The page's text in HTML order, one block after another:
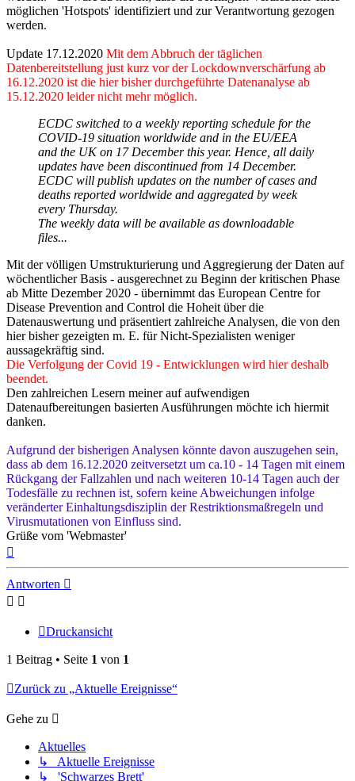
möglichen 'Hotspots' identifiziert und zur Verantwortung gezogen
werden.
Update 17.12.2020 Mit dem Abbruch der täglichen
Datenbereitstellung just kurz vor der Lockdownverschärfung ab
16.12.2020 ist die hier bisher durchgeführte Datenanalyse ab
15.12.2020 leider nicht mehr möglich.
ECDC switched to a weekly reporting schedule for the
COVID-19 situation worldwide and in the EU/EEA
and the UK on 17 December this year. Hence, all daily
updates have been discontinued from 14 December.
ECDC will publish updates on the number of cases and
deaths reported worldwide and aggregated by week
every Thursday.
The weekly data will be available as downloadable
files...
Mit der völligen Umstrukturierung und Aggregierung der Daten auf
wöchentlicher Basis - ausgerechnet zu Beginn der kritischen Phase
ab Mitte Dezember 2020 - übernimmt das European Centre for
Disease Prevention and Control die Hoheit über die
Datenauswertung und präsentiert zahlreiche Analysen, die von den
hier bisher gezeigten m. E. für Nicht-Spezialisten weniger
aussagekräftig sind.
Die Verfolgung der Covid 19 - Entwicklungen wird hier deshalb
beendet.
Den zahlreichen Lesern meiner auf aufwendigen
Datenaufbereitungen basierten Ausführungen möchte ich hiermit
danken.
Aufgrund der bisherigen Analysen könnte davon auszugehen sein,
dass ab dem 16.12.2020 zeitversetzt um ca.10 - 14 Tagen mit einem
Rückgang der Fallzahlen und nach weiteren 10-14 Tagen auch der
Todesfälle zu rechnen ist, sofern keine Abweichungen infolge
veränderter Einhaltungsdisziplin der Restriktionsmaßregeln und
Virusmutationen von Einfluss sind.
Grüße vom 'Webmaster'
Antworten
Druckansicht
1 Beitrag • Seite 1 von 1
Zurück zu „Aktuelle Ereignisse“
Gehe zu
Aktuelles
↳ Aktuelle Ereignisse
↳ 'Schwarzes Brett'